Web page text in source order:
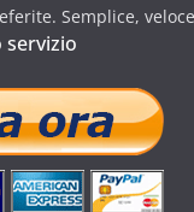
Semplice,
servizio